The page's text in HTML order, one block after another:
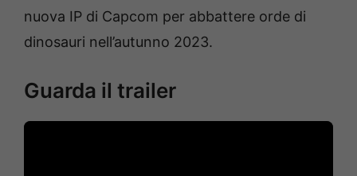
nuova IP di Capcom per abbattere orde di
dinosauri nell’autunno 2023.
Guarda il trailer